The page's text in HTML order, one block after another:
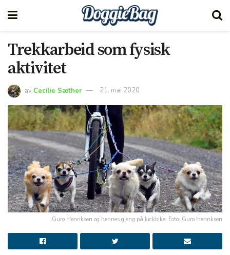
Trekkarbeid som fysisk
aktivitet
av Cecilie Sæther 21. mai 2020
Guro Henriksen og hennes gjeng på kickbike. Foto: Guro Henriksen